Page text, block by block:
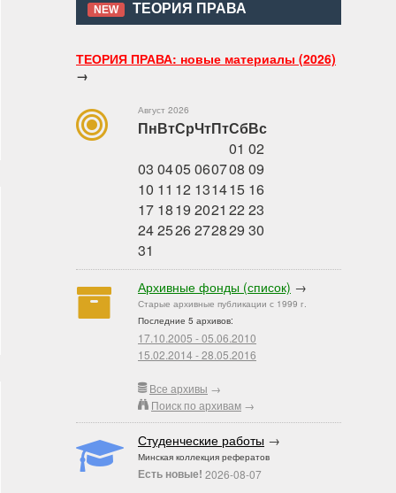
NEW ТЕОРИЯ ПРАВА
ТЕОРИЯ ПРАВА: новые материалы (2026)
→
Август 2026
ПнВтСрЧтПтСбВс
01 02
03 0405060708 09
10 11 12 131415 16
17 1819 2021 22 23
242526272829 30
31
Архивные фонды (список) →
Старые архивные публикации с 1999 г.
Последние 5 архивов:
17.10.2005 - 05.06.2010
15.02.2014 - 28.05.2016
Все архивы →
Поиск по архивам →
Студенческие работы →
Минская коллекция рефератов
Есть новые! 2026-08-07